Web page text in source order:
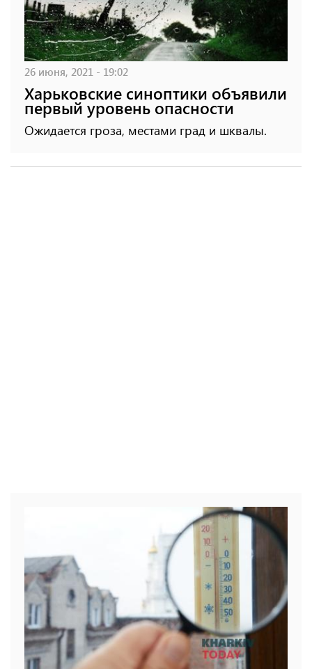
26 июня, 2021 - 19:02
Харьковские синоптики объявили
первый уровень опасности
Ожидается гроза, местами град и шквалы.